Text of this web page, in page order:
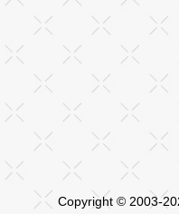
Copyright © 2003-